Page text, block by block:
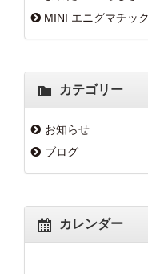
MINI エニグマチッ
カテゴリー
お知らせ
ブログ
カレンダー